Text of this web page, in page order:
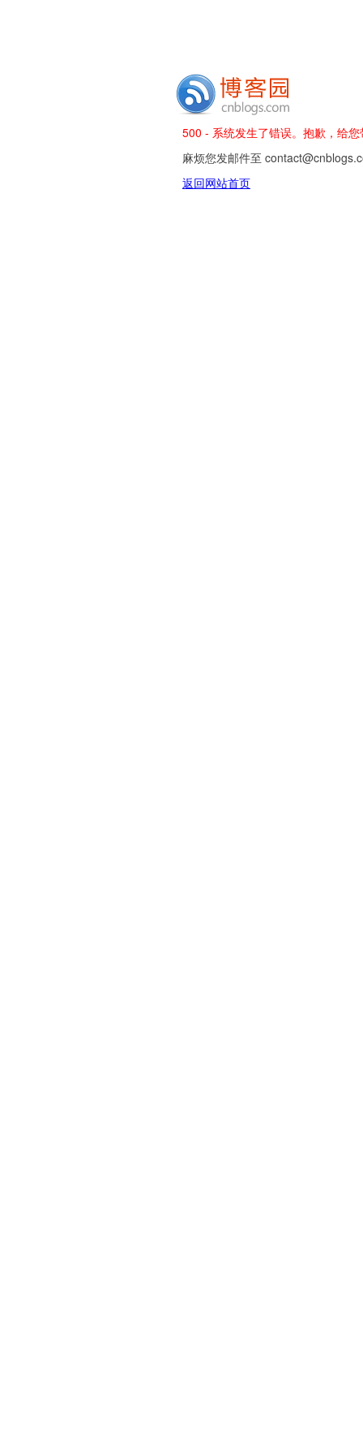
500 - 系统发生了错误。抱歉，给
麻烦您发邮件至
返回网站首页